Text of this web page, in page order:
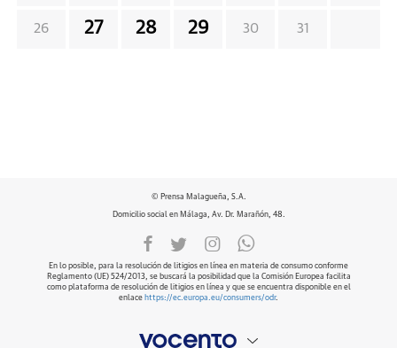
26 27 28 29 30 31
© Prensa Malagueña, S.A.
Domicilio social en Málaga, Av. Dr. Marañón, 48.
En lo posible, para la resolución de litigios en línea en materia de consumo conforme
Reglamento (UE) 524/2013, se buscará la posibilidad que la Comisión Europea facilita
como plataforma de resolución de litigios en línea y que se encuentra disponible en el
enlace https://ec.europa.eu/consumers/odr.